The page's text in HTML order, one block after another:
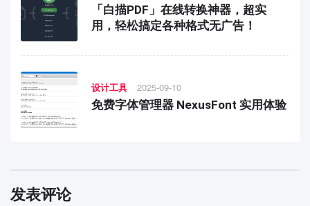
「白描PDF」在线转换神器，超实
用，轻松搞定各种格式无广告！
设计工具 2025-09-10
免费字体管理器 NexusFont 实用体验
发表评论